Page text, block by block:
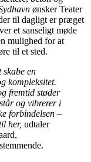
ønsker Teater
til dagligt er præget
et sanseligt møde
mulighed for at
til et sted.
skabe en
kompleksitet.
fremtid støder
og vibrerer i
forbindelsen –
her, udtaler